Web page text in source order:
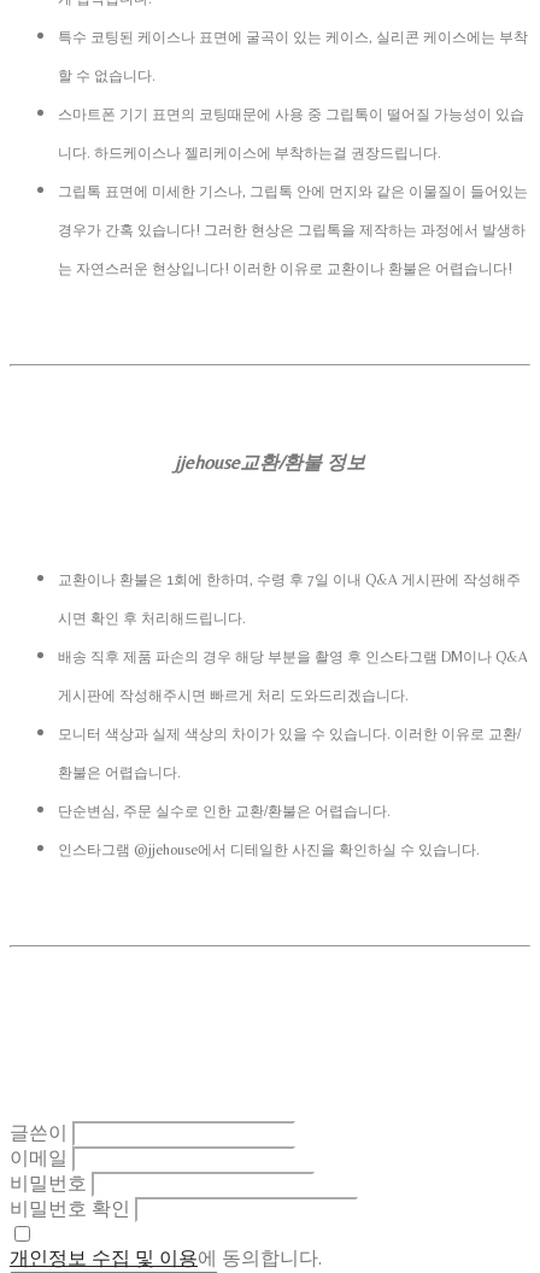
특수 코팅된 케이스나 표면에 굴곡이 있는 케이스, 실리콘 케이스에는 부착
할 수 없습니다.
스마트폰 기기 표면의 코팅때문에 사용 중 그립톡이 떨어질 가능성이 있습
니다. 하드케이스나 젤리케이스에 부착하는걸 권장드립니다.
그립톡 표면에 미세한 기스나, 그립톡 안에 먼지와 같은 이물질이 들어있는
경우가 간혹 있습니다! 그러한 현상은 그립톡을 제작하는 과정에서 발생하
는 자연스러운 현상입니다! 이러한 이유로 교환이나 환불은 어렵습니다!
jjehouse교환/환불 정보
교환이나 환불은 1회에 한하며, 수령 후 7일 이내 Q&A 게시판에 작성해주
시면 확인 후 처리해드립니다.
배송 직후 제품 파손의 경우 해당 부분을 촬영 후 인스타그램 DM이나 Q&A
게시판에 작성해주시면 빠르게 처리 도와드리겠습니다.
모니터 색상과 실제 색상의 차이가 있을 수 있습니다. 이러한 이유로 교환/
환불은 어렵습니다.
단순변심, 주문 실수로 인한 교환/환불은 어렵습니다.
인스타그램 @jjehouse에서 디테일한 사진을 확인하실 수 있습니다.
글쓴이
이메일
비밀번호
비밀번호 확인
개인정보 수집 및 이용에 동의합니다.